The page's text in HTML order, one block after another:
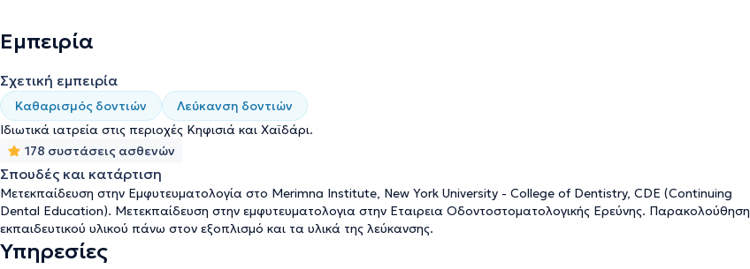
Εμπειρία
Σχετική εμπειρία
Καθαρισμός δοντιών
Λεύκανση δοντιών
Ιδιωτικά ιατρεία στις περιοχές Κηφισιά και Χαϊδάρι.
178 συστάσεις ασθενών
Σπουδές και κατάρτιση
Μετεκπαίδευση στην Εμφυτευματολογία στο Merimna Institute, New York University - College of Dentistry, CDE (Continuing
Dental Education). Μετεκπαίδευση στην εμφυτευματολογια στην Εταιρεια Οδοντοστοματολογικής Ερεύνης. Παρακολούθηση
εκπαιδευτικού υλικού πάνω στον εξοπλισμό και τα υλικά της λεύκανσης.
Υπηρεσίες